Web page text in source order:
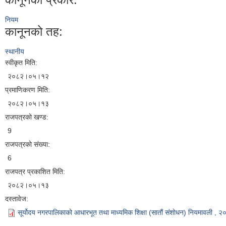
नियम
कानूनको तह:
स्थानीय
स्वीकृत मिति:
२०८२।०५।१२
प्रमाणिकरण मिति:
२०८२।०५।१३
राजपत्रको खण्ड:
9
राजपत्रको संख्या:
6
राजपत्र प्रकाशित मिति:
२०८२।०५।१३
दस्तावेज:
सूर्योदय नगरपालिकाको आधारभूत तथा माध्यमिक शिक्षा (सातौं संशोधन) नियमावली ,